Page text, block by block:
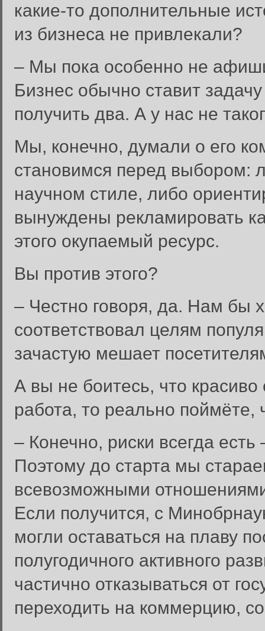
какие-то дополнительные
из бизнеса не привлекали?
– Мы пока особенно не
Бизнес обычно ставит
получить два. А у нас не
Мы, конечно, думали о его
становимся перед выбором:
научном стиле, либо
вынуждены рекламировать
этого окупаемый ресурс.
Вы против этого?
– Честно говоря, да. Нам бы
соответствовал целям
зачастую мешает
А вы не боитесь, что красиво
работа, то реально поймёте,
– Конечно, риски всегда
Поэтому до старта мы
всевозможными
Если получится, с
могли оставаться на плаву
полугодичного активного
частично отказываться от
переходить на коммерцию,